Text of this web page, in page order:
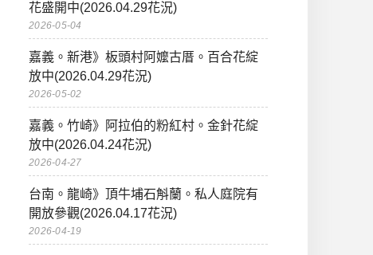
花盛開中(2026.04.29花況)
2026-05-04
嘉義。新港》板頭村阿嬤古厝。百合花綻
放中(2026.04.29花況)
2026-05-02
嘉義。竹崎》阿拉伯的粉紅村。金針花綻
放中(2026.04.24花況)
2026-04-27
台南。龍崎》頂牛埔石斛蘭。私人庭院有
開放參觀(2026.04.17花況)
2026-04-19